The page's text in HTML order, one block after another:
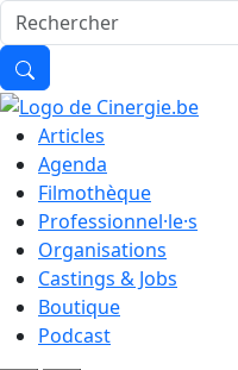
Articles
Agenda
Filmothèque
Professionnel·le·s
Organisations
Castings & Jobs
Boutique
Podcast